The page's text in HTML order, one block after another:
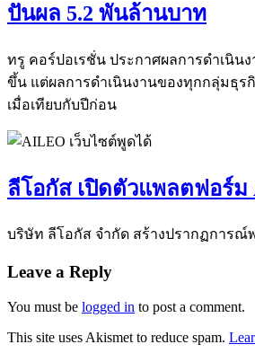
ปันผล 5.2 พันล้านบาท
ทรู คอร์ปอเรชั่น ประกาศผลการดำเนิน
ขึ้น แต่ผลการดำเนินงานของทุกกลุ่มธุร
เมื่อเทียบกับปีก่อน
ลีโอกัส เปิดตัวแพลตฟอร์ม
บริษัท ลีโอกัส จำกัด สร้างปรากฏการณ์
Leave a Reply
You must be logged in to post a comment.
This site uses Akismet to reduce spam.